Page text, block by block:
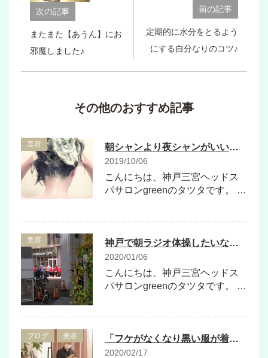
次の記事
またまた【あうん】にお
邪魔しました♪
前の記事
定期的に水分をとるよう
にする自分なりのコツ♪
その他のおすすめ記事
美容 朝シャンより夜シャンがいい！！
2019/10/06
こんにちは、神戸三宮ヘッドス
パサロンgreenのタツタです。 …
美容 神戸で朝ラジオ体操したいならこの場所に行けばいい！
2020/01/06
こんにちは、神戸三宮ヘッドス
パサロンgreenのタツタです。 …
ブログ 美容 「フケがなくなり黒い服が着れるようになりました！」
2020/02/17